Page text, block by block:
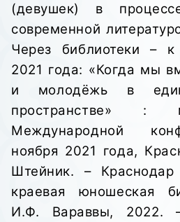
(девушек) в
современной
Через библиотеки –
2021 года: «Когда мы
и молодёжь в
пространстве» :
Международной
ноября 2021 года,
Штейник. – Краснодар
краевая юношеская
И.Ф. Вараввы, 2022.